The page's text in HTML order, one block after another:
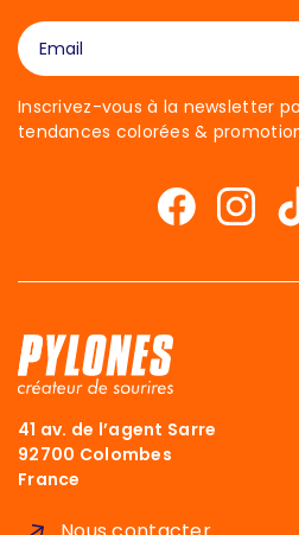
Inscrivez-vous à la newsletter
tendances colorées &
41 av. de l’agent Sarre
92700 Colombes
France